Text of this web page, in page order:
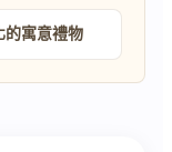
的寓意禮物